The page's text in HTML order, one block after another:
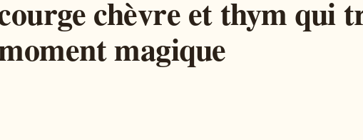
chèvre et thym qui
magique